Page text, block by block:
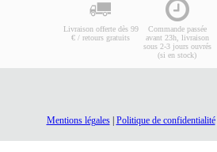
Livraison offerte dès 99
€ / retours gratuits
Commande passée
avant 23h, livraison
sous 2-3 jours ouvrés
(si en stock)
Mentions légales| Politique de confidentialité|